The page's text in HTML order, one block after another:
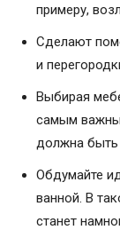
примеру,
Сделают
и
Выбирая
самым
должна быть
Обдумайте
ванной. В
станет